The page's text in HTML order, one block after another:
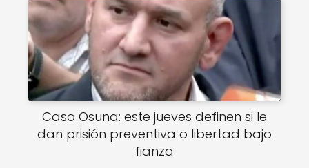
Caso Osuna: este jueves definen si le
dan prisión preventiva o libertad bajo
fianza